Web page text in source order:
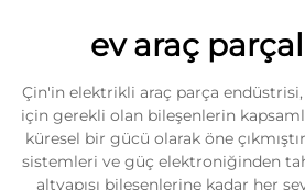
ev araç
Çin'in elektrikli araç parça
için gerekli olan bileşenlerin
küresel bir gücü olarak öne
sistemleri ve güç elektroniğinden
altyapısı bileşenlerine kadar her